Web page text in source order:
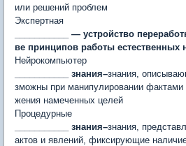
или решений проблем
Экспертная
___________ — устройство
ве принципов работы естественных
Нейрокомпьютер
___________ знания–знания,
зможны при манипулировании
жения намеченных целей
Процедурные
___________ знания–знания,
актов и явлений, фиксирующие